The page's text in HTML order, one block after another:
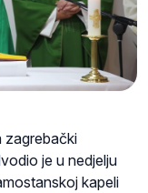
zagrebački
je u nedjelju
kapeli